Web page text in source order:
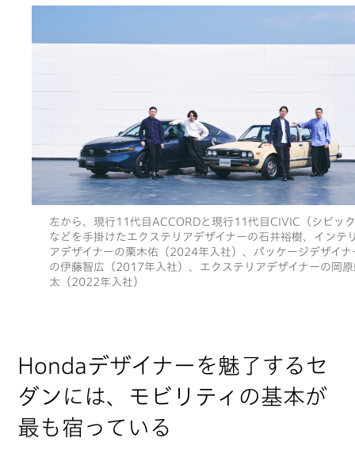
左から、現行11代目ACCORDと現行11代目CIVIC（シビッ
などを手掛けたエクステリアデザイナーの石井裕樹、インテ
アデザイナーの栗木佑（2024年入社）、パッケージデザイナ
の伊藤智広（2017年入社）、エクステリアデザイナーの岡
太（2022年入社）
Hondaデザイナーを魅了するセ
ダンには、モビリティの基本が
最も宿っている